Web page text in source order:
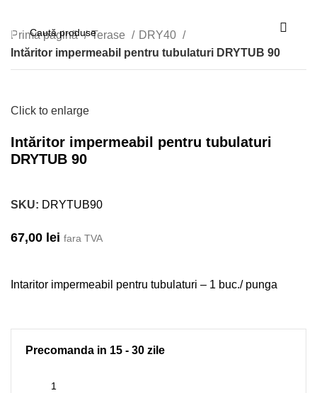
Prima pagină Terase
DRY40
Intăritor impermeabil pentru tubulaturi DRYTUB 90
Click to enlarge
Intăritor impermeabil pentru tubulaturi
DRYTUB 90
SKU: DRYTUB90
67,00 lei fara TVA
Intaritor impermeabil pentru tubulaturi – 1 buc./ punga
Precomanda in 15 - 30 zile